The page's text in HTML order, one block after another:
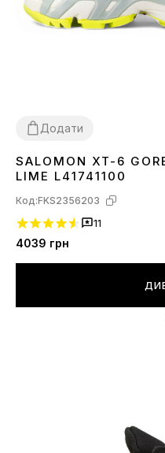
Додати
4041 42 43 45
SALOMON XT-6
LIME L41741100
Код:FKS2356203
11
4039 грн